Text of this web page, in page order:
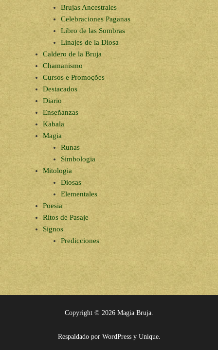
Brujas Ancestrales
Celebraciones Paganas
Libro de las Sombras
Linajes de la Diosa
Caldero de la Bruja
Chamanismo
Cursos e Promoções
Destacados
Diario
Enseñanzas
Kabala
Magia
Runas
Simbologia
Mitologia
Diosas
Elementales
Poesia
Ritos de Pasaje
Signos
Predicciones
Copyright © 2026 Magia Bruja.
Respaldado por WordPressy Unique.